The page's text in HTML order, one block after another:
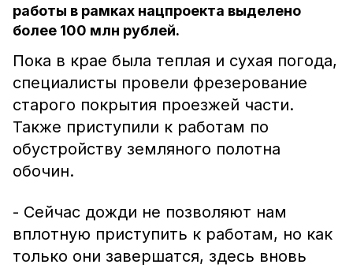
работы в рамках нацпроекта выделено
более 100 млн рублей.
Пока в крае была теплая и сухая погода,
специалисты провели фрезерование
старого покрытия проезжей части.
Также приступили к работам по
обустройству земляного полотна
обочин.
- Сейчас дожди не позволяют нам
вплотную приступить к работам, но как
только они завершатся, здесь вновь